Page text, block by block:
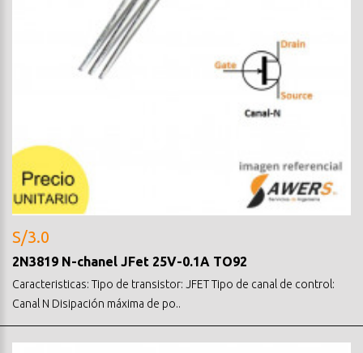
S/3.0
2N3819 N-chanel JFet 25V-0.1A TO92
Caracteristicas: Tipo de transistor: JFET Tipo de canal de control:
Canal N Disipación máxima de po..